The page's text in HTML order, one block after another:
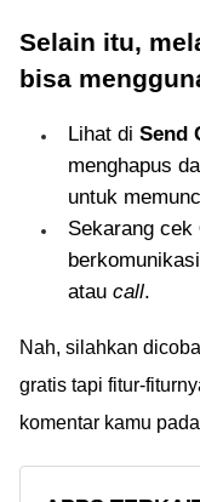
Selain itu,
bisa
Lihat di Send
menghapus
untuk
Sekarang cek
atau call.
Nah, silahkan
gratis tapi fitur-
komentar kamu